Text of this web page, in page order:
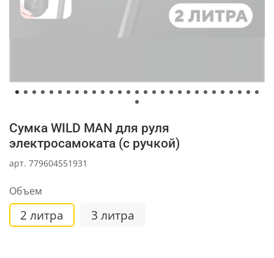
арт. 779604551931
Сумка WILD MAN для руля
электросамоката (с ручкой)
Объем
2 литра 3 литра